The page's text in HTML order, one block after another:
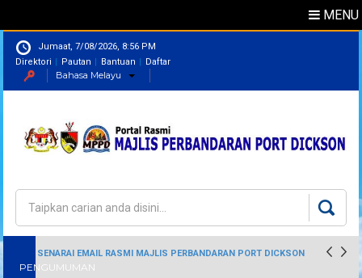
MENU
Jumaat, 7/08/2026, 8:56 PM
Direktori
Pautan Bantuan Daftar
Bahasa Melayu
Borang carian
PENGUMUMAN
SENARAI EMAIL RASMI MAJLIS PERBANDARAN PORT DICKSON